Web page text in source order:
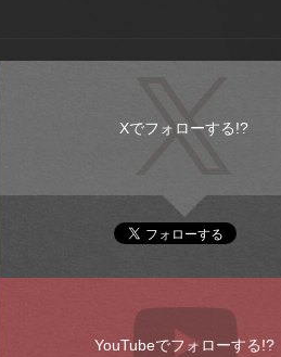
Xでフォローする!?
YouTubeでフォローする!?